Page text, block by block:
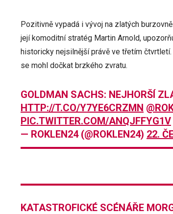
Pozitivně vypadá i vývoj na zlatých
její komoditní stratég Martin Arnold,
historicky nejsilnější právě ve třetím
se mohl dočkat brzkého zvratu.
GOLDMAN SACHS: NEJHORŠÍ
HTTP://T.CO/Y7YE6CRZMN
PIC.TWITTER.COM/ANQJFFYG1V
— ROKLEN24 (@ROKLEN24) 22.
KATASTROFICKÉ SCÉNÁŘE